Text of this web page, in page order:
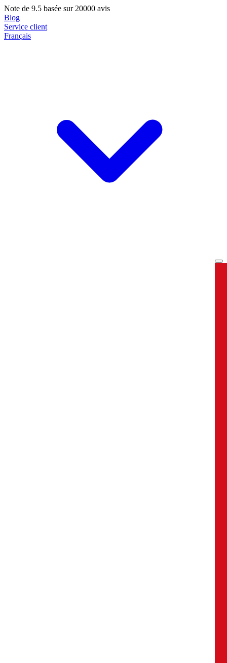
Note de 9.5 basée sur 20000 avis
Blog
Service client
Français